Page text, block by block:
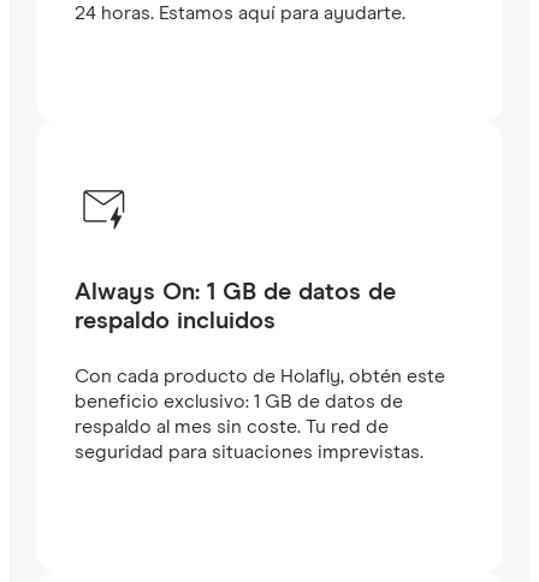
24 horas. Estamos aquí para ayudarte.
Always On: 1 GB de datos de
respaldo incluidos
Con cada producto de Holafly, obtén este
beneficio exclusivo: 1 GB de datos de
respaldo al mes sin coste. Tu red de
seguridad para situaciones imprevistas.